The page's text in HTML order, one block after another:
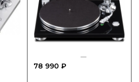
78 990 ₽